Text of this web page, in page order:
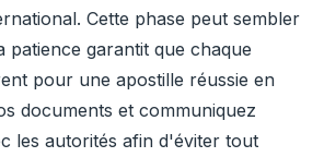
Cette phase peut sembler
patience garantit que chaque
pour une apostille réussie en
documents et communiquez
les autorités afin d'éviter tout